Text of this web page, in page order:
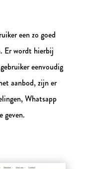
een zo goed
Er wordt hierbij
eenvoudig
aanbod, zijn er
Whatsapp
geven.